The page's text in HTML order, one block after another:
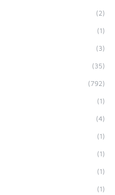
(2)
(1)
(3)
(35)
(792)
(1)
(4)
(1)
(1)
(1)
(1)